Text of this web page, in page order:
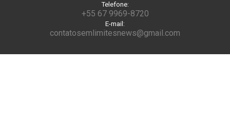
Telefone:
+55 67 9969-8720
E-mail:
contatosemlimitesnews@gmail.com